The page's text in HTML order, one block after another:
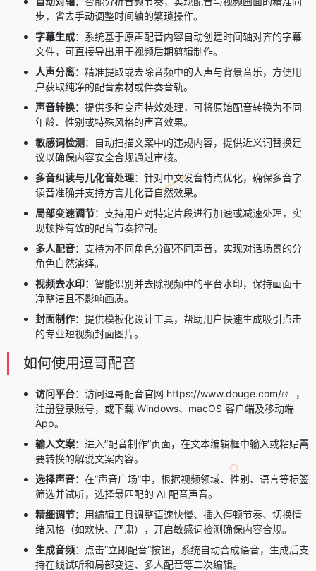
步，省去手动调整时间轴的繁琐操作。
字幕生成：系统基于原声配音内容自动创建时间轴对齐的字幕
文件，可直接导出用于视频后期剪辑制作。
人声分离：精准提取或去除音频中的人声与背景音乐，方便用
户获取纯净的配音素材或伴奏音轨。
声音转换：提供多种变声特效处理，可将原始配音转换为不同
年龄、性别或特殊风格的声音效果。
敏感词检测 ：自动扫描文案中的违规内容，提供近义词替换建
议以确保内容安全合规通过审核。
多音纠读与儿化音处理：针对中文发音特点优化，确保多音字
读音准确并支持方言儿化音自然效果。
局部变速调节：支持用户对特定片段进行加速或减速处理，实
现顿挫有致的配音节奏控制。
多人配音：支持为不同角色分配不同声音，实现对话场景的分
角色自然演绎。
视频去水印： 智能识别并去除视频中的平台水印，保持画面干
净整洁且不影响画质。
封面制作：提供模板化设计工具，帮助用户快速生成吸引点击
的专业短视频封面图片。
如何使用逗哥配音
访问平台：访问逗哥配音官网 https://www.douge.com/
，
注册登录账号，或下载 Windows、macOS 客户端及移动端
App。
输入文案：进入”配音制作”页面，在文本编辑框中输入或粘贴需
要转换的解说文案内容。
选择声音：在”声音广场”中，根据视频领域、性别、语言等标签
筛选并试听，选择最匹配的 AI 配音声音。
精细调节：用编辑工具调整语速快慢、插入停顿节奏、切换情
绪风格（如欢快、严肃），开启敏感词检测确保内容合规。
生成音频：点击”立即配音”按钮，系统自动合成语音，生成后支
持在线试听和局部变速、多人配音等二次编辑。